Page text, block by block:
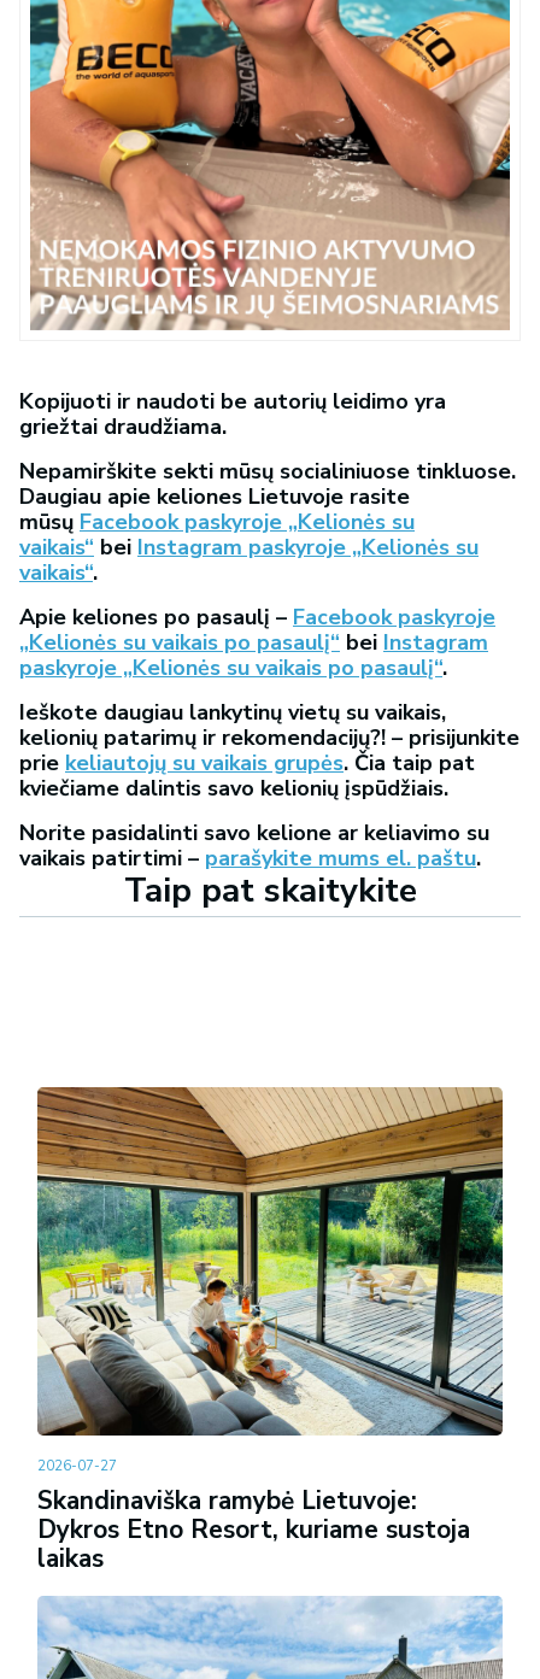
Kopijuoti ir naudoti be autorių leidimo yra
griežtai draudžiama.
Nepamirškite sekti mūsų socialiniuose tinkluose.
Daugiau apie keliones Lietuvoje rasite
mūsų Facebook paskyroje „Kelionės su
vaikais“ bei Instagram paskyroje „Kelionės su
vaikais“.
Apie keliones po pasaulį – Facebook paskyroje
„Kelionės su vaikais po pasaulį“ bei Instagram
paskyroje „Kelionės su vaikais po pasaulį“.
Ieškote daugiau lankytinų vietų su vaikais,
kelionių patarimų ir rekomendacijų?! – prisijunkite
prie keliautojų su vaikais grupės. Čia taip pat
kviečiame dalintis savo kelionių įspūdžiais.
Norite pasidalinti savo kelione ar keliavimo su
vaikais patirtimi – parašykite mums el. paštu.
Taip pat skaitykite
2026-07-27
Skandinaviška ramybė Lietuvoje:
Dykros Etno Resort, kuriame sustoja
laikas